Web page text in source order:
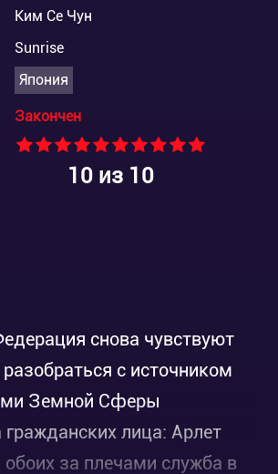
Ким Се Чун
Sunrise
Япония
Закончен
10из 10
снова чувствуют
с источником
Земной Сферы
гражданских лица: Арлет
за плечами служба в